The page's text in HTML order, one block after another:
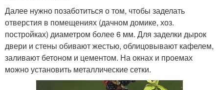
Далее нужно позаботиться о том, чтобы заделать
отверстия в помещениях (дачном домике, хоз.
постройках) диаметром более 6 мм. Для заделки дырок
двери и стены обивают жестью, облицовывают кафелем,
заливают бетоном и цементом. На окнах и проемах
можно установить металлические сетки.